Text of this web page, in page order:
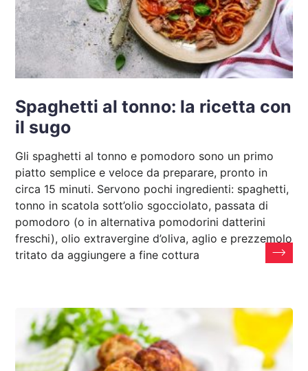
Spaghetti al tonno: la ricetta con
il sugo
Gli spaghetti al tonno e pomodoro sono un primo
piatto semplice e veloce da preparare, pronto in
circa 15 minuti. Servono pochi ingredienti: spaghetti,
tonno in scatola sott’olio sgocciolato, passata di
pomodoro (o in alternativa pomodorini datterini
freschi), olio extravergine d’oliva, aglio e prezzemolo
tritato da aggiungere a fine cottura